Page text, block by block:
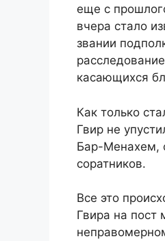
еще с
вчера стало
звании
касающихся
Как только
Гвир не
Бар-Менахeм,
соратников.
Все это
Гвира на пост